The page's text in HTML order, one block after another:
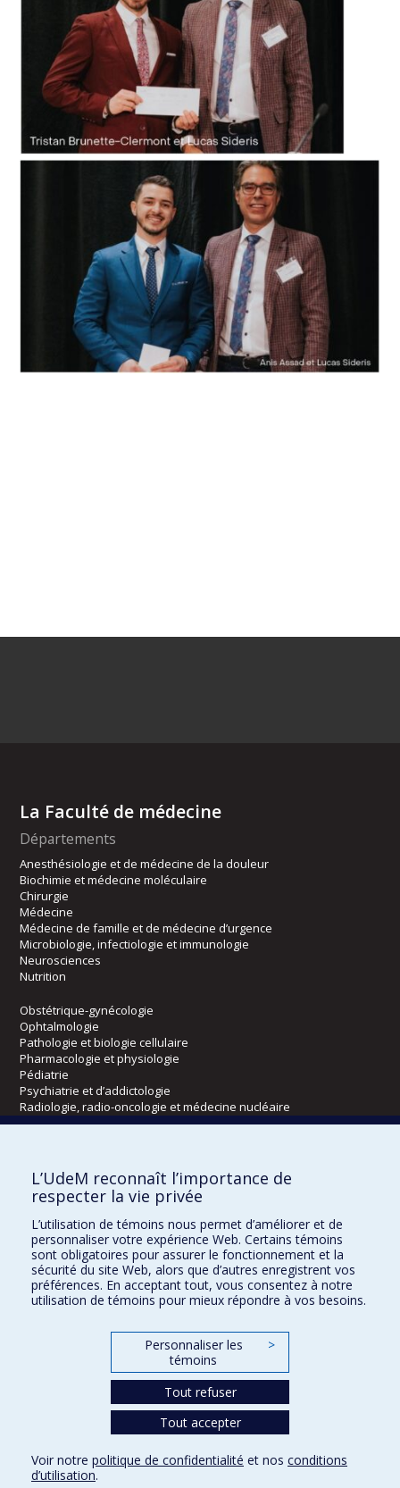
La Faculté de médecine
Départements
Anesthésiologie et de médecine de la douleur
Biochimie et médecine moléculaire
Chirurgie
Médecine
Médecine de famille et de médecine d’urgence
Microbiologie, infectiologie et immunologie
Neurosciences
Nutrition
Obstétrique-gynécologie
Ophtalmologie
Pathologie et biologie cellulaire
Pharmacologie et physiologie
Pédiatrie
Psychiatrie et d’addictologie
Radiologie, radio-oncologie et médecine nucléaire
Kinésiologie et des sciences de l’activité physique
Orthophonie et audiologie
Réadaptation
Directions
DPC
CPASS
L’UdeM reconnaît l’importance de
respecter la vie privée
L’utilisation de témoins nous permet d’améliorer et de
personnaliser votre expérience Web. Certains témoins
sont obligatoires pour assurer le fonctionnement et la
sécurité du site Web, alors que d’autres enregistrent vos
préférences. En acceptant tout, vous consentez à notre
utilisation de témoins pour mieux répondre à vos besoins.
Personnaliser les
témoins
>
Tout refuser
Tout accepter
Voir notre politique de confidentialité et nos conditions
d’utilisation.